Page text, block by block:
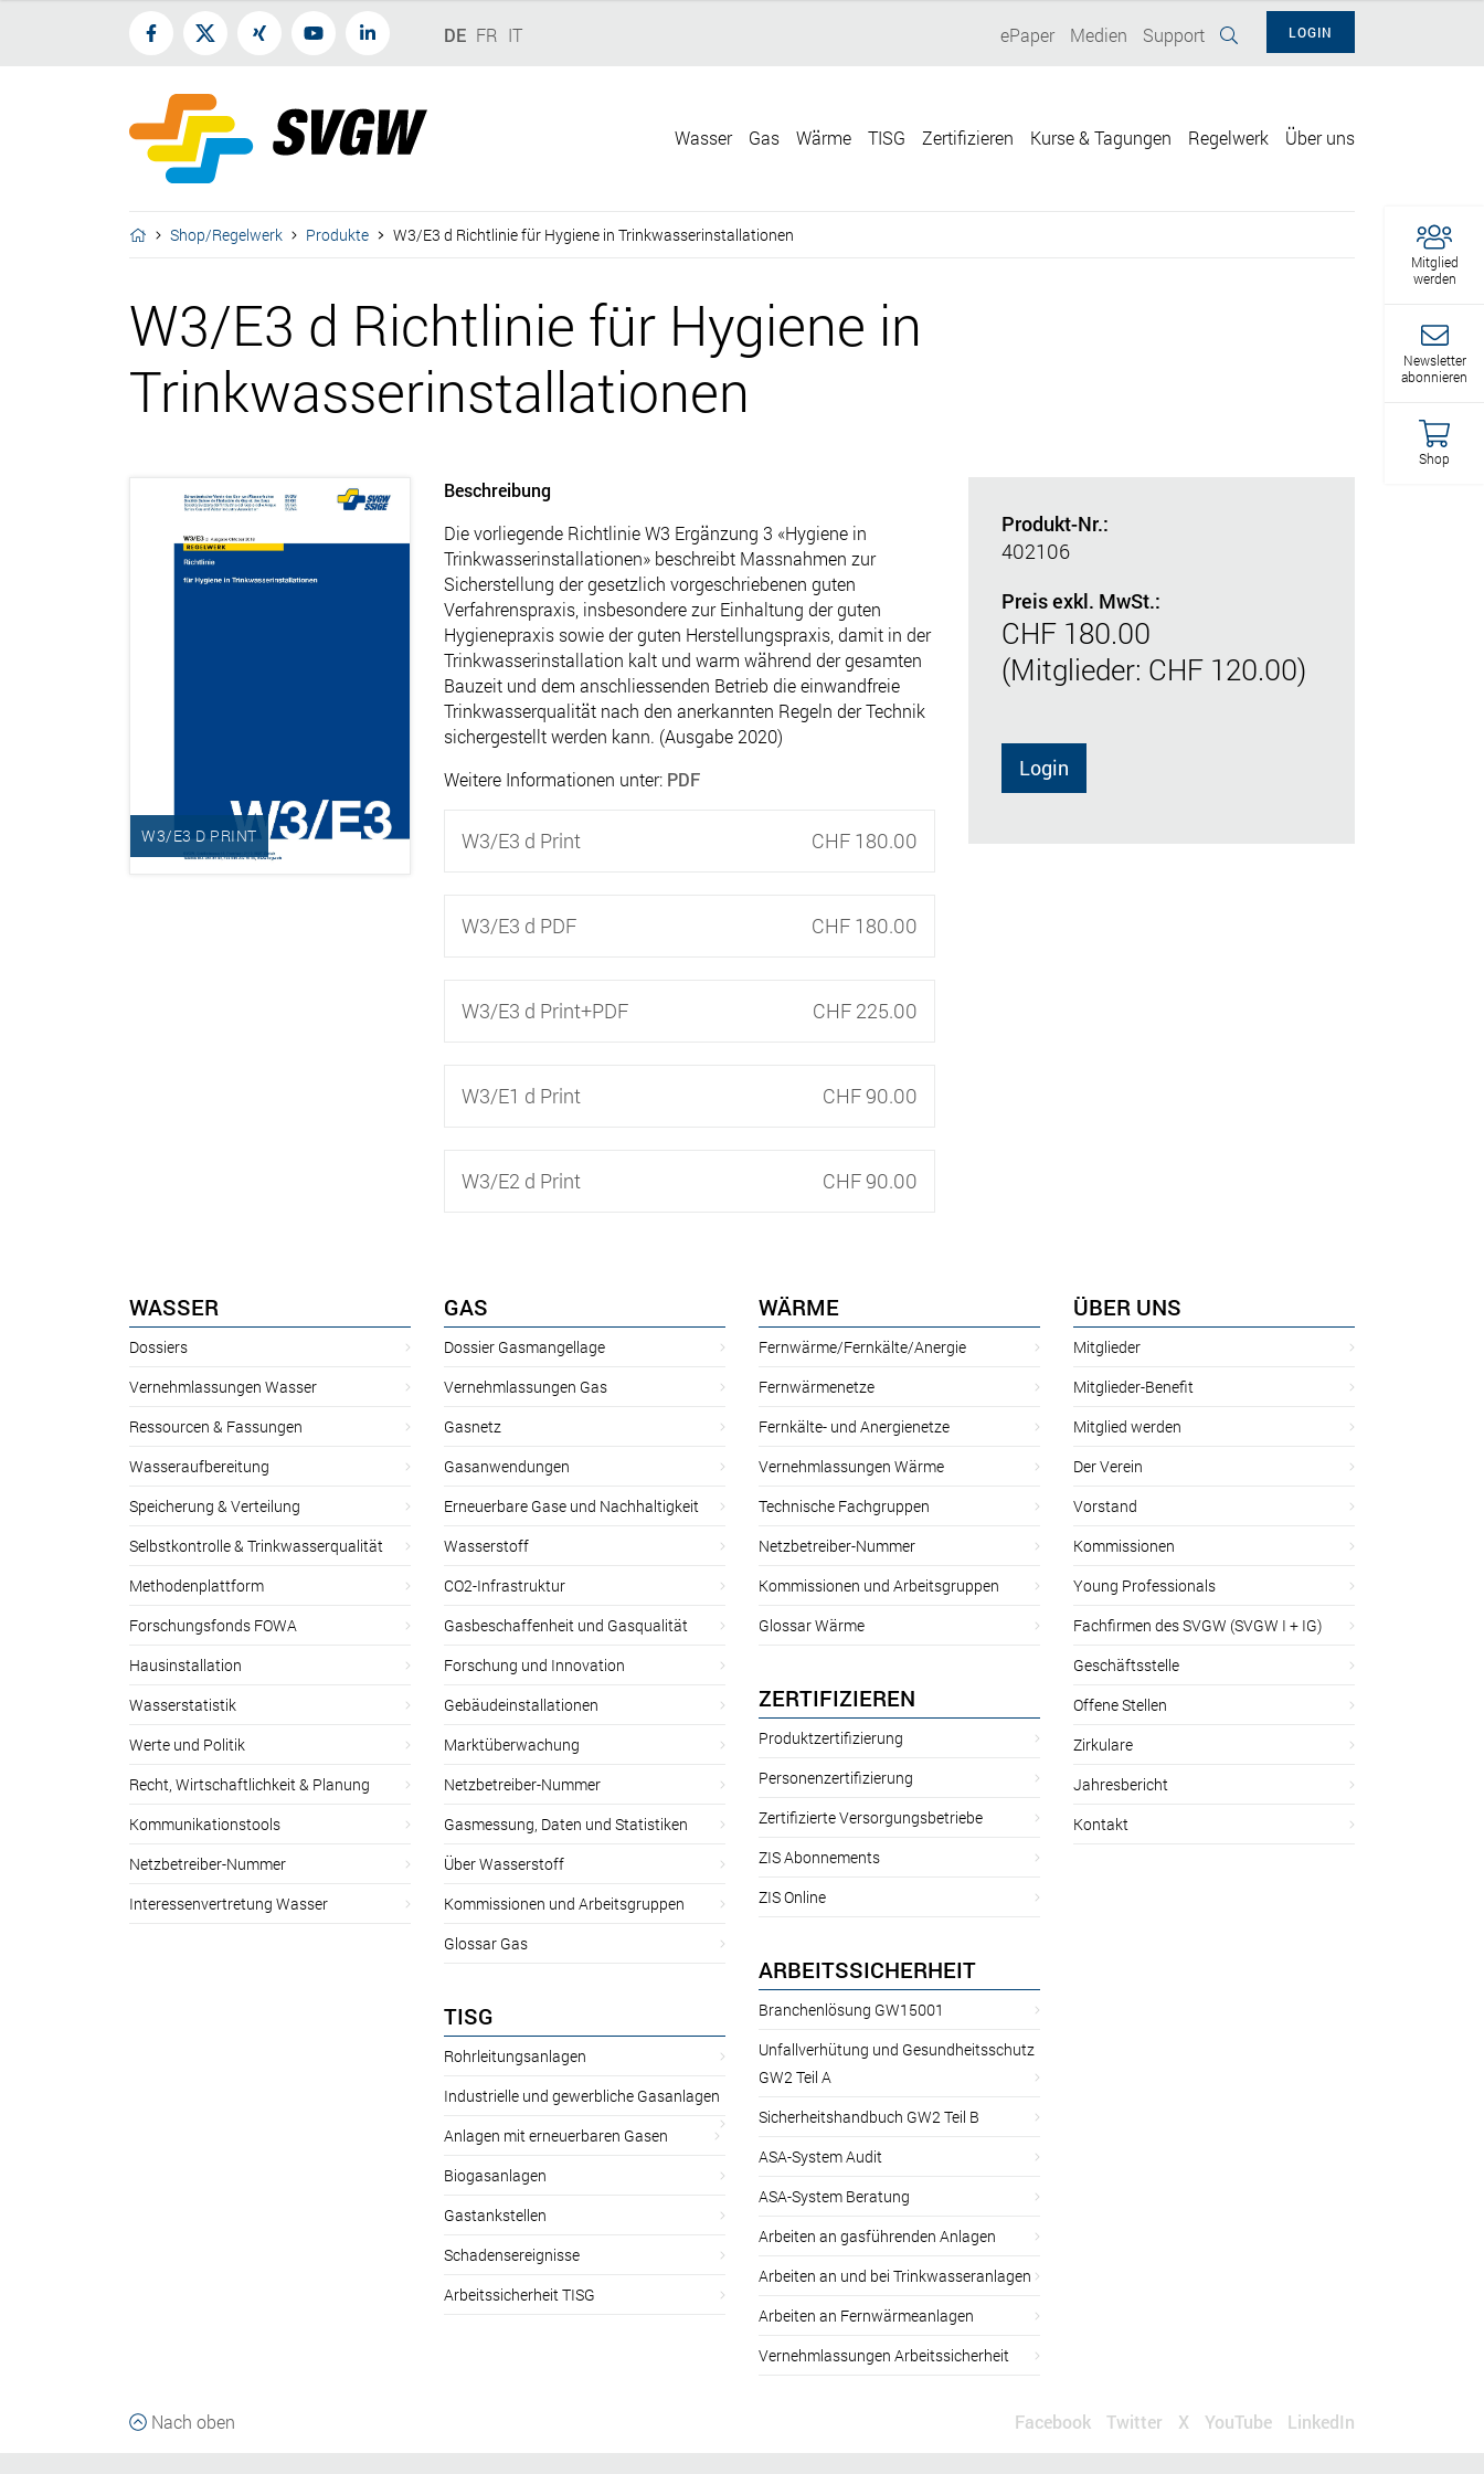
Mitglied
werden
Newsletter
abonnieren
Shop
DE FR IT LOGIN
ePaper Medien Support
Wasser Gas Wärme TISG Zertifizieren Kurse & Tagungen Regelwerk Über uns
Shop/Regelwerk Produkte W3/E3 d Richtlinie für Hygiene in Trinkwasserinstallationen
W3/E3 d Richtlinie für Hygiene in
Trinkwasserinstallationen
W3/E3 D PRINT
Beschreibung
Die vorliegende Richtlinie W3 Ergänzung 3 «Hygiene in
Trinkwasserinstallationen» beschreibt Massnahmen zur
Sicherstellung der gesetzlich vorgeschriebenen guten
Verfahrenspraxis, insbesondere zur Einhaltung der guten
Hygienepraxis sowie der guten Herstellungspraxis, damit in der
Trinkwasserinstallation kalt und warm während der gesamten
Bauzeit und dem anschliessenden Betrieb die einwandfreie
Trinkwasserqualität nach den anerkannten Regeln der Technik
sichergestellt werden kann. (Ausgabe 2020)
Weitere Informationen unter: PDF
W3/E3 d Print CHF 180.00
W3/E3 d PDF CHF 180.00
W3/E3 d Print+PDF CHF 225.00
W3/E1 d Print CHF 90.00
W3/E2 d Print CHF 90.00
Produkt-Nr.:
402106
Preis exkl. MwSt.:
CHF 180.00
(Mitglieder: CHF 120.00)
Login
WASSER
Dossiers
Vernehmlassungen Wasser
Ressourcen & Fassungen
Wasseraufbereitung
Speicherung & Verteilung
Selbstkontrolle & Trinkwasserqualität
Methodenplattform
Forschungsfonds FOWA
Hausinstallation
Wasserstatistik
Werte und Politik
Recht, Wirtschaftlichkeit & Planung
Kommunikationstools
Netzbetreiber-Nummer
Interessenvertretung Wasser
GAS
Dossier Gasmangellage
Vernehmlassungen Gas
Gasnetz
Gasanwendungen
Erneuerbare Gase und Nachhaltigkeit
Wasserstoff
CO2-Infrastruktur
Gasbeschaffenheit und Gasqualität
Forschung und Innovation
Gebäudeinstallationen
Marktüberwachung
Netzbetreiber-Nummer
Gasmessung, Daten und Statistiken
Über Wasserstoff
Kommissionen und Arbeitsgruppen
Glossar Gas
TISG
Rohrleitungsanlagen
Industrielle und gewerbliche Gasanlagen
Anlagen mit erneuerbaren Gasen
Biogasanlagen
Gastankstellen
Schadensereignisse
Arbeitssicherheit TISG
WÄRME
Fernwärme/Fernkälte/Anergie
Fernwärmenetze
Fernkälte- und Anergienetze
Vernehmlassungen Wärme
Technische Fachgruppen
Netzbetreiber-Nummer
Kommissionen und Arbeitsgruppen
Glossar Wärme
ZERTIFIZIEREN
Produktzertifizierung
Personenzertifizierung
Zertifizierte Versorgungsbetriebe
ZIS Abonnements
ZIS Online
ARBEITSSICHERHEIT
Branchenlösung GW15001
Unfallverhütung und Gesundheitsschutz
GW2 Teil A
Sicherheitshandbuch GW2 Teil B
ASA-System Audit
ASA-System Beratung
Arbeiten an gasführenden Anlagen
Arbeiten an und bei Trinkwasseranlagen
Arbeiten an Fernwärmeanlagen
Vernehmlassungen Arbeitssicherheit
ÜBER UNS
Mitglieder
Mitglieder-Benefit
Mitglied werden
Der Verein
Vorstand
Kommissionen
Young Professionals
Fachfirmen des SVGW (SVGW I + IG)
Geschäftsstelle
Offene Stellen
Zirkulare
Jahresbericht
Kontakt
Nach oben Facebook Twitter X YouTube LinkedIn